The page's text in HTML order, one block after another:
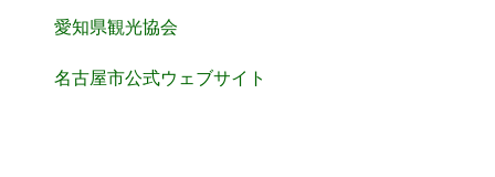
愛知県観光協会
名古屋市公式ウェブサイト